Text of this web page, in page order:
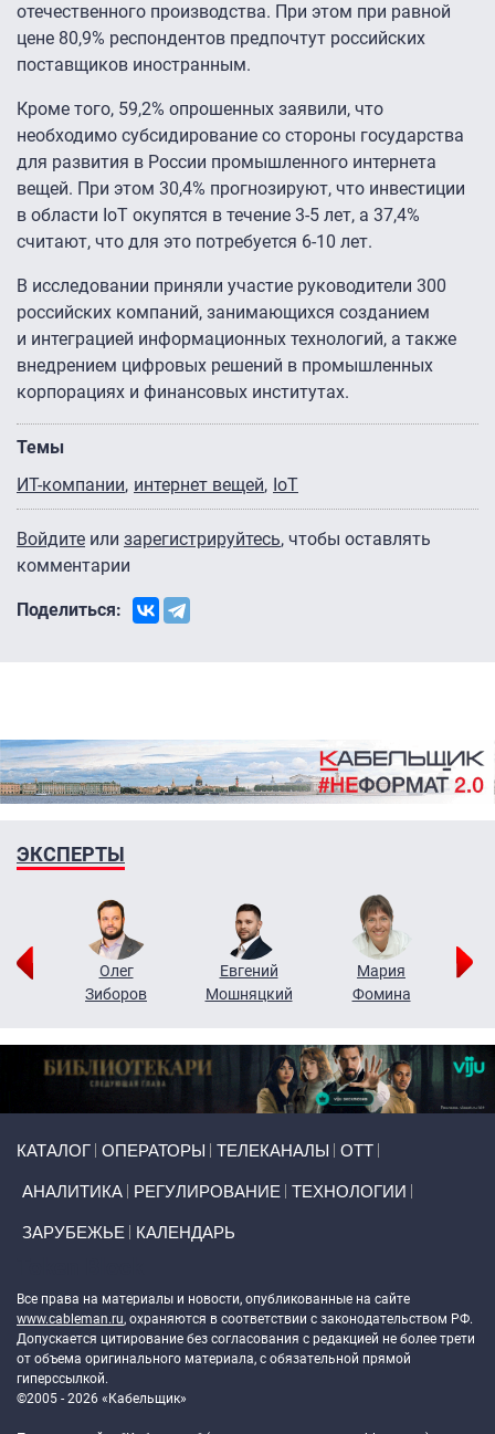
отечественного производства. При этом при равной
цене 80,9% респондентов предпочтут российских
поставщиков иностранным.
Кроме того, 59,2% опрошенных заявили, что
необходимо субсидирование со стороны государства
для развития в России промышленного интернета
вещей. При этом 30,4% прогнозируют, что инвестиции
в области IoT окупятся в течение 3-5 лет, а 37,4%
считают, что для это потребуется 6-10 лет.
В исследовании приняли участие руководители 300
российских компаний, занимающихся созданием
и интеграцией информационных технологий, а также
внедрением цифровых решений в промышленных
корпорациях и финансовых институтах.
Темы
ИТ-компании интернет вещей IoT
Войдите или зарегистрируйтесь, чтобы оставлять
комментарии
Поделиться:
ЭКСПЕРТЫ
Олег
Зиборов
Евгений
Мошняцкий
Мария
Фомина
КАТАЛОГ ОПЕРАТОРЫ ТЕЛЕКАНАЛЫ ОТТ
АНАЛИТИКА РЕГУЛИРОВАНИЕ ТЕХНОЛОГИИ
ЗАРУБЕЖЬЕ КАЛЕНДАРЬ
Все права на материалы и новости, опубликованные на сайте
www.cableman.ru, охраняются в соответствии с законодательством РФ.
Допускается цитирование без согласования с редакцией не более трети
от объема оригинального материала, с обязательной прямой
гиперссылкой.
©2005 - 2026 «Кабельщик»